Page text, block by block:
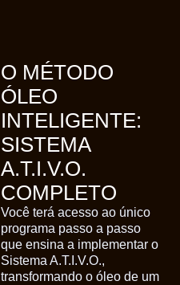
O MÉTODO
ÓLEO
INTELIGENTE:
SISTEMA
A.T.I.V.O.
COMPLETO
Você terá acesso ao único
programa passo a passo
que ensina a implementar o
Sistema A.T.I.V.O.,
transformando o óleo de um